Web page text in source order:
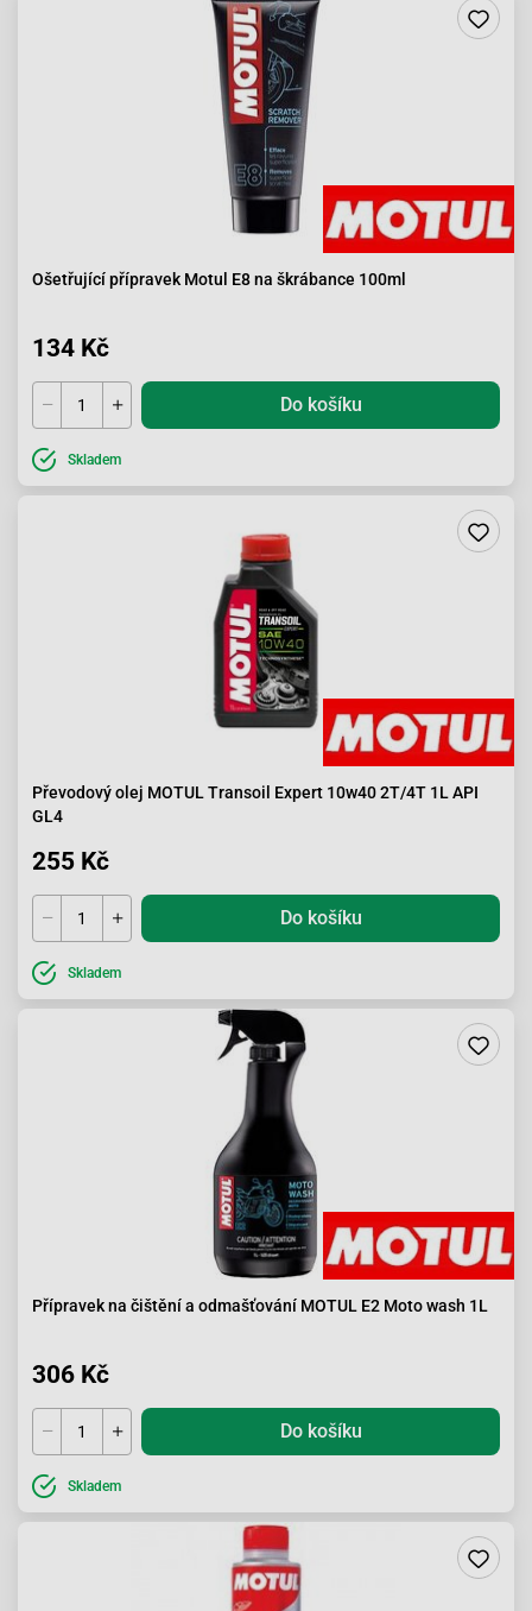
Ošetřující přípravek Motul E8 na škrábance 100ml
134 Kč
Do košíku
Skladem
Převodový olej MOTUL Transoil Expert 10w40 2T/4T 1L API
GL4
255 Kč
Do košíku
Skladem
Přípravek na čištění a odmašťování MOTUL E2 Moto wash 1L
306 Kč
Do košíku
Skladem